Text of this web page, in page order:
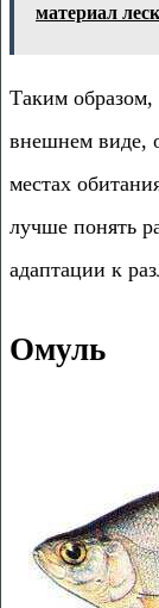
материал
Таким образом,
внешнем виде,
местах
лучше понять
адаптации к
Омуль